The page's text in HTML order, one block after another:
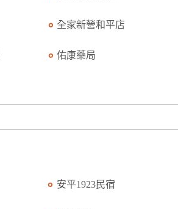
全家新營和平店
佑康藥局
安平1923民宿